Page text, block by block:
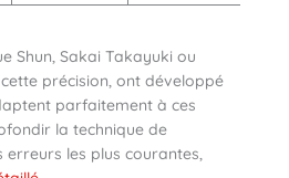
Shun, Sakai Takayuki ou
précision, ont développé
parfaitement à ces
la technique de
erreurs les plus courantes,